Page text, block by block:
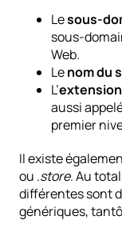
Lesous-
sous-
Web.
Lenom du
L’
aussi
premier
Il existe
ou .store. Au
différentes sont
génériques,